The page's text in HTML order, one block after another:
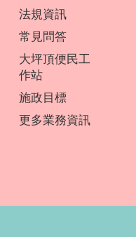
法規資訊
常見問答
大坪頂便民工
作站
施政目標
更多業務資訊